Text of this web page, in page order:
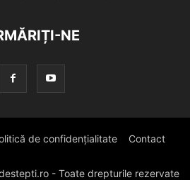
NE
de confidențialitate Contact
- Toate drepturile rezervate